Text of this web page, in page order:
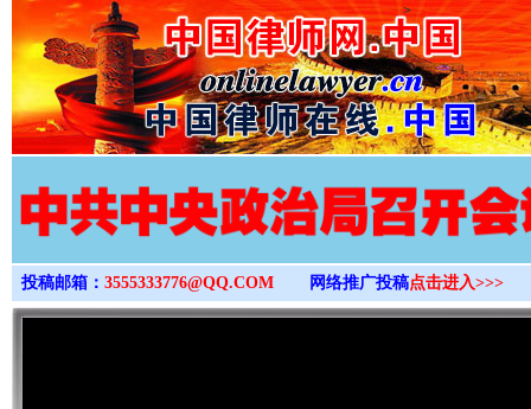
>
投稿邮箱： 3555333776@QQ.COM 网络推广投稿点击进入>>>